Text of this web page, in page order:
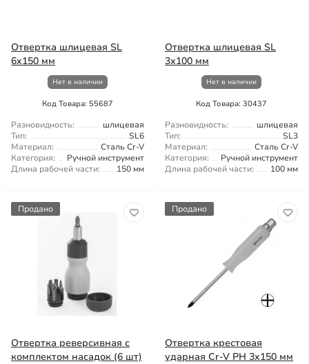
Отвертка шлицевая SL
6x150 мм
Нет в наличии
Код Товара: 55687
Разновидность:
шлицевая
Тип:
SL6
Материал:
Сталь Cr-V
Категория:
Ручной инструмент
Длина рабочей части:
150 мм
Отвертка шлицевая SL
3х100 мм
Нет в наличии
Код Товара: 30437
Разновидность:
шлицевая
Тип:
SL3
Материал:
Сталь Cr-V
Категория:
Ручной инструмент
Длина рабочей части:
100 мм
Продано
Отвертка реверсивная с
комплектом насадок (6 шт)
Продано
Отвертка крестовая
ударная Cr-V PH 3х150 мм